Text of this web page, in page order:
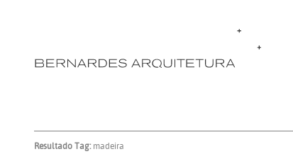
Resultado Tag: madeira